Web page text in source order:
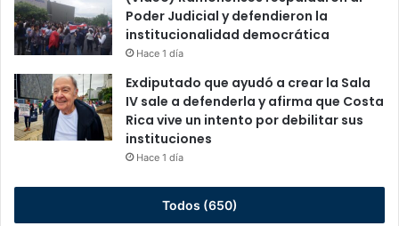
Poder Judicial y defendieron la
institucionalidad democrática
Hace 1 día
Exdiputado que ayudó a crear la Sala
IV sale a defenderla y afirma que Costa
Rica vive un intento por debilitar sus
instituciones
Hace 1 día
Todos (650)